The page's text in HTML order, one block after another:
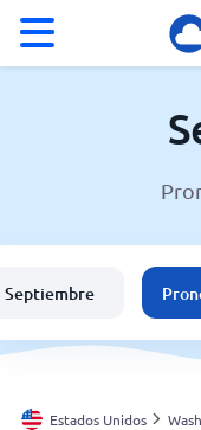
El clima en Seattle
Estados Unidos
España
Argentina
Septiembre
Estados Unidos